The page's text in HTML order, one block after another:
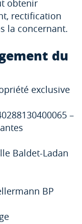
obtenir
rectification
la concernant.
du
exclusive
–
Baldet-Ladan
BP